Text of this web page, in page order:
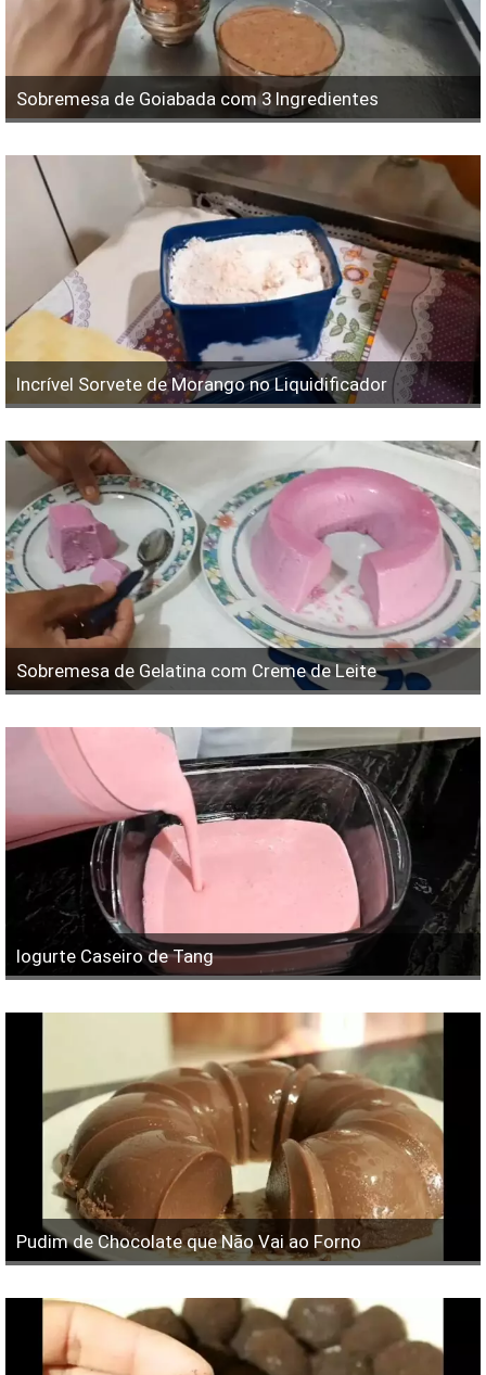
Sobremesa de Goiabada com 3 Ingredientes
Incrível Sorvete de Morango no Liquidificador
Sobremesa de Gelatina com Creme de Leite
Iogurte Caseiro de Tang
Pudim de Chocolate que Não Vai ao Forno